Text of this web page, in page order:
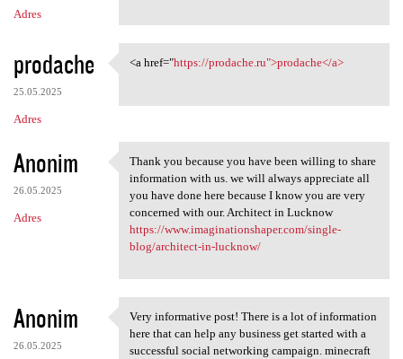
Adres
prodache
25.05.2025
Adres
<a href="https://prodache.ru"
<a href="https://prodache.ru">prodache</a>
Anonim
26.05.2025
Adres
Thank you because you have
Thank you because you have been willing to share
information with us. we will always appreciate all
you have done here because I know you are very
concerned with our. Architect in Lucknow
https://www.imaginationshaper.com/single-
blog/architect-in-lucknow/
Anonim
26.05.2025
Very informative post! There
Very informative post! There is a lot of information
here that can help any business get started with a
successful social networking campaign. minecraft